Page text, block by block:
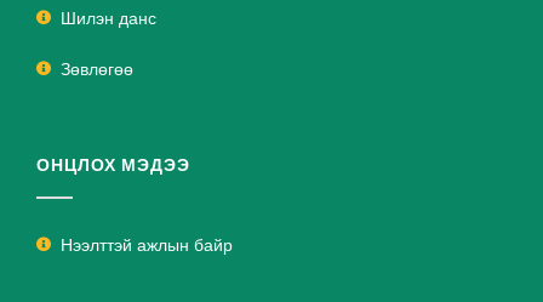
Шилэн данс
Зөвлөгөө
ОНЦЛОХ МЭДЭЭ
Нээлттэй ажлын байр